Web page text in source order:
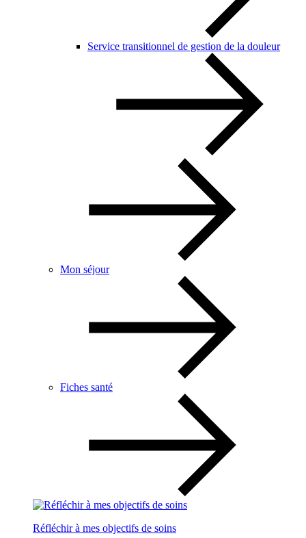
Service transitionnel de gestion de la douleur
Mon séjour
Fiches santé
Réfléchir à mes objectifs de soins